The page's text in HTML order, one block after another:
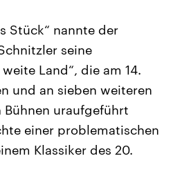
6.
aus
USA
Hintergründe
Wirtschaftlich und
gehören die Vereinigten
den mächtigsten Ländern
mit großem Einfluss auf
Stück“ nannte der
seine
Land“, die am 14.
und an sieben weiteren
uraufgeführt
einer problematischen
Klassiker des 20.